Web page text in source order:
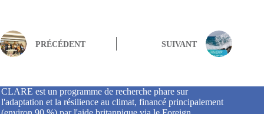
PRÉCÉDENT SUIVANT
CLARE est un programme de recherche phare sur
l'adaptation et la résilience au climat, financé principalement